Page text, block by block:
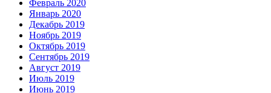
Февраль 2020
Январь 2020
Декабрь 2019
Ноябрь 2019
Октябрь 2019
Сентябрь 2019
Август 2019
Июль 2019
Июнь 2019